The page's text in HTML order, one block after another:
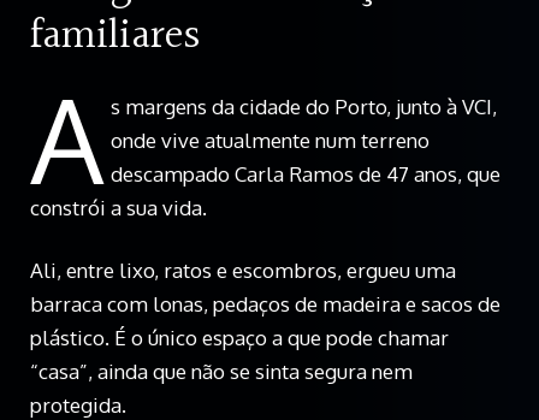
familiares
A s margens da cidade do Porto, junto à VCI,
onde vive atualmente num terreno
descampado Carla Ramos de 47 anos, que
constrói a sua vida.
Ali, entre lixo, ratos e escombros, ergueu uma
barraca com lonas, pedaços de madeira e sacos de
plástico. É o único espaço a que pode chamar
“casa”, ainda que não se sinta segura nem
protegida.